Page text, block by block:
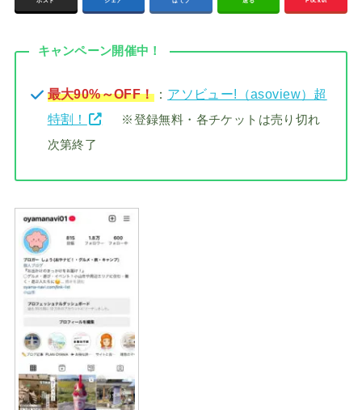
キャンペーン開催中！
最大90%～OFF！： アソビュー!（asoview）超
特割！
※登録無料・各チケットは売り切れ
次第終了